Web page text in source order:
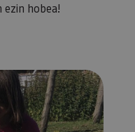
hobea!